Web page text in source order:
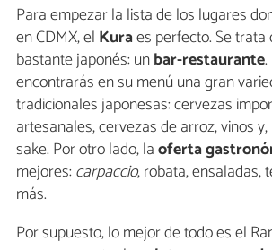
Para empezar la lista de los lugares
en CDMX, el Kuraes perfecto. Se
bastante japonés: unbar-restaurante.
encontrarás en su menú una gran
tradicionales japonesas: cervezas
artesanales, cervezas de arroz, vinos
sake. Por otro lado, laoferta
mejores:carpaccio, robata, ensaladas,
más.
Por supuesto, lo mejor de todo es el